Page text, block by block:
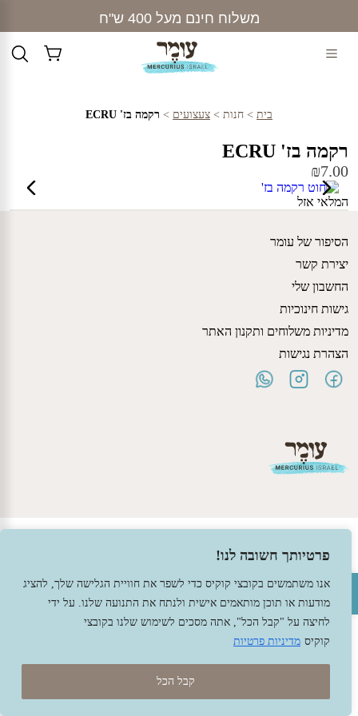
פתח סרגל נגישות
פרטיותך חשובה לנו!
אנו משתמשים בקובצי קוקיס כדי לשפר את חוויית הגלישה שלך, להציג
מודעות או תוכן מותאמים אישית ולנתח את התנועה שלנו. על ידי
לחיצה על "קבל הכל", אתה מסכים לשימוש שלנו בקובצי
קוקיס מדיניות פרטיות
קבל הכל
content
משלוח חינם מעל 400 ש"ח
בית > חנות > צעצועים > רקמה בז' ECRU
רקמה בז' ECRU
₪7.00
המלאי אזל
הסיפור של עומר
יצירת קשר
החשבון שלי
גישות חינוכיות
מדיניות משלוחים ותקנון האתר
הצהרת נגישות
עיצוב -גל פלג, בניה -שמרת דיגיטל - מומחה מחשוב ואינטרנט